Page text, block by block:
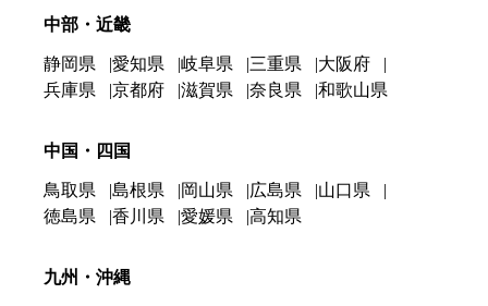
中部・近畿
静岡県 愛知県 岐阜県 三重県
大阪府
兵庫県
京都府 滋賀県 奈良県 和歌山県
中国・四国
鳥取県 島根県 岡山県 広島県
山口県
徳島県
香川県 愛媛県 高知県
九州・沖縄